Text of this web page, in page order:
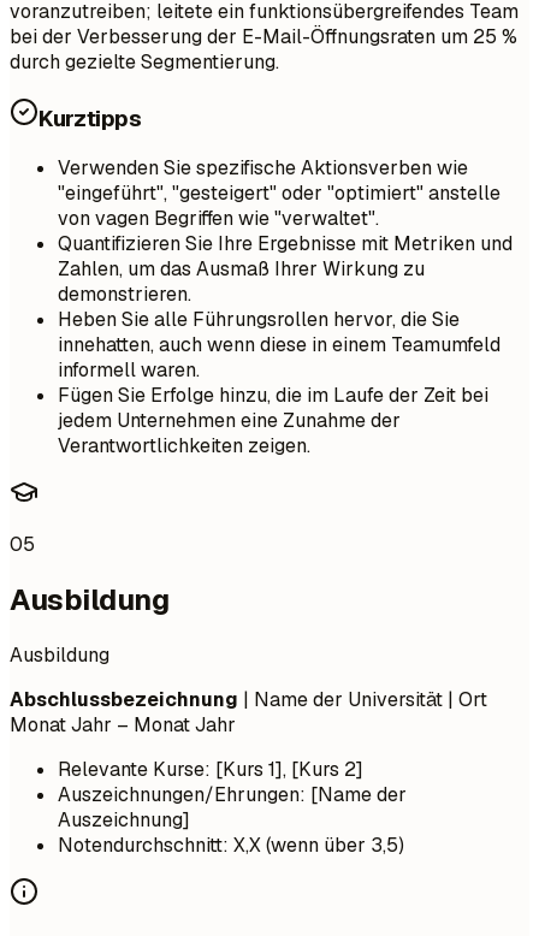
voranzutreiben; leitete ein funktionsübergreifendes Team
bei der Verbesserung der E-Mail-Öffnungsraten um 25 %
durch gezielte Segmentierung.
Kurztipps
Verwenden Sie spezifische Aktionsverben wie
"eingeführt", "gesteigert" oder "optimiert" anstelle
von vagen Begriffen wie "verwaltet".
Quantifizieren Sie Ihre Ergebnisse mit Metriken und
Zahlen, um das Ausmaß Ihrer Wirkung zu
demonstrieren.
Heben Sie alle Führungsrollen hervor, die Sie
innehatten, auch wenn diese in einem Teamumfeld
informell waren.
Fügen Sie Erfolge hinzu, die im Laufe der Zeit bei
jedem Unternehmen eine Zunahme der
Verantwortlichkeiten zeigen.
05
Ausbildung
Ausbildung
Abschlussbezeichnung | Name der Universität | Ort
Monat Jahr – Monat Jahr
Relevante Kurse: [Kurs 1], [Kurs 2]
Auszeichnungen/Ehrungen: [Name der
Auszeichnung]
Notendurchschnitt: X,X (wenn über 3,5)